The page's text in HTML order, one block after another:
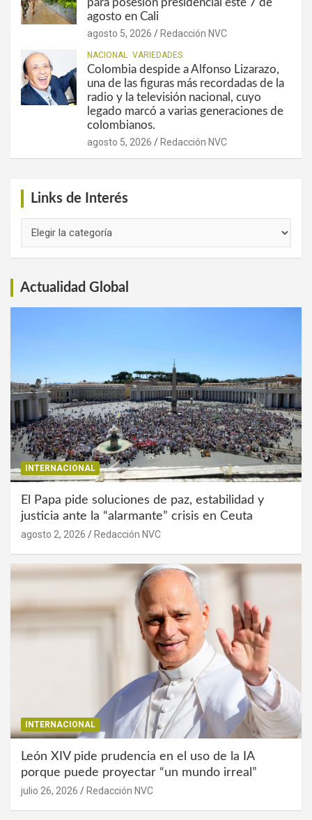
para posesión presidencial este 7 de
agosto en Cali
agosto 5, 2026 Redacción NVC
NACIONAL VARIEDADES
Colombia despide a Alfonso Lizarazo,
una de las figuras más recordadas de la
radio y la televisión nacional, cuyo
legado marcó a varias generaciones de
colombianos.
agosto 5, 2026 Redacción NVC
Links de Interés
Actualidad Global
INTERNACIONAL
El Papa pide soluciones de paz, estabilidad y
justicia ante la “alarmante” crisis en Ceuta
agosto 2, 2026 Redacción NVC
INTERNACIONAL
León XIV pide prudencia en el uso de la IA
porque puede proyectar “un mundo irreal”
julio 26, 2026 Redacción NVC